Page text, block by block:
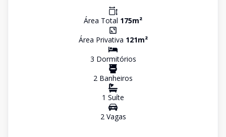
Área Total 175m²
Área Privativa 121m²
3 Dormitórios
2 Banheiros
1 Suíte
2Vagas